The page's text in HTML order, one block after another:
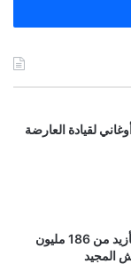
لقيادة العارضة
عامل إقليم صفرو يطلق ويدشن مشاريع تنموية بأزيد من 186 مليون
المجيد